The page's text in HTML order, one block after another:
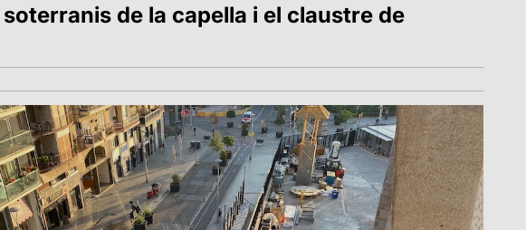
de la capella i el claustre de